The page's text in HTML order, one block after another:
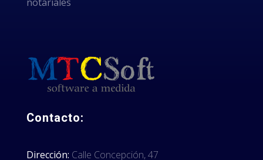
notariales
Contacto:
Dirección: Calle Concepción, 47